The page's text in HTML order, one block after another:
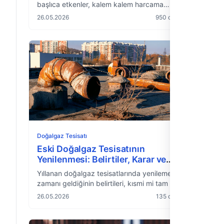
başlıca etkenler, kalem kalem harcama
yapıları, proje, işçilik, malzeme ve test
26.05.2026 950 okuma
Doğalgaz Tesisatı
Eski Doğalgaz Tesisatının
Yenilenmesi: Belirtiler, Karar ve
Süreç
Yıllanan doğalgaz tesisatlarında yenileme
zamanı geldiğinin belirtileri, kısmi mi tam mı
yenileme yapılacağı kararı, süreç ve tipik
26.05.2026 135 okuma